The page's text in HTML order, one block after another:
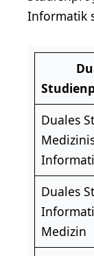
Informatik
Duales
Duales
Medizin